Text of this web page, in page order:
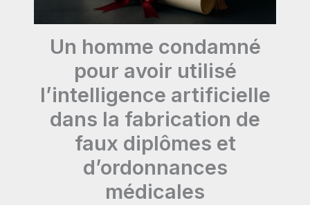
Un homme condamné
pour avoir utilisé
l’intelligence artificielle
dans la fabrication de
faux diplômes et
d’ordonnances
médicales